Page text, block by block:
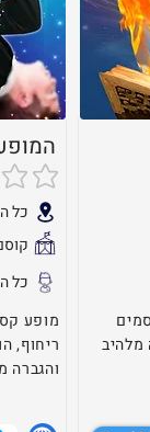
אין
כל
כל
מופע
ריחוף,
והגברה